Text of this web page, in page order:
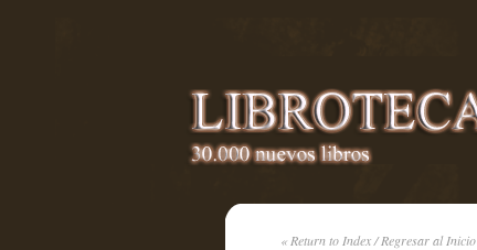
« Return to Index / Regresar al Inicio